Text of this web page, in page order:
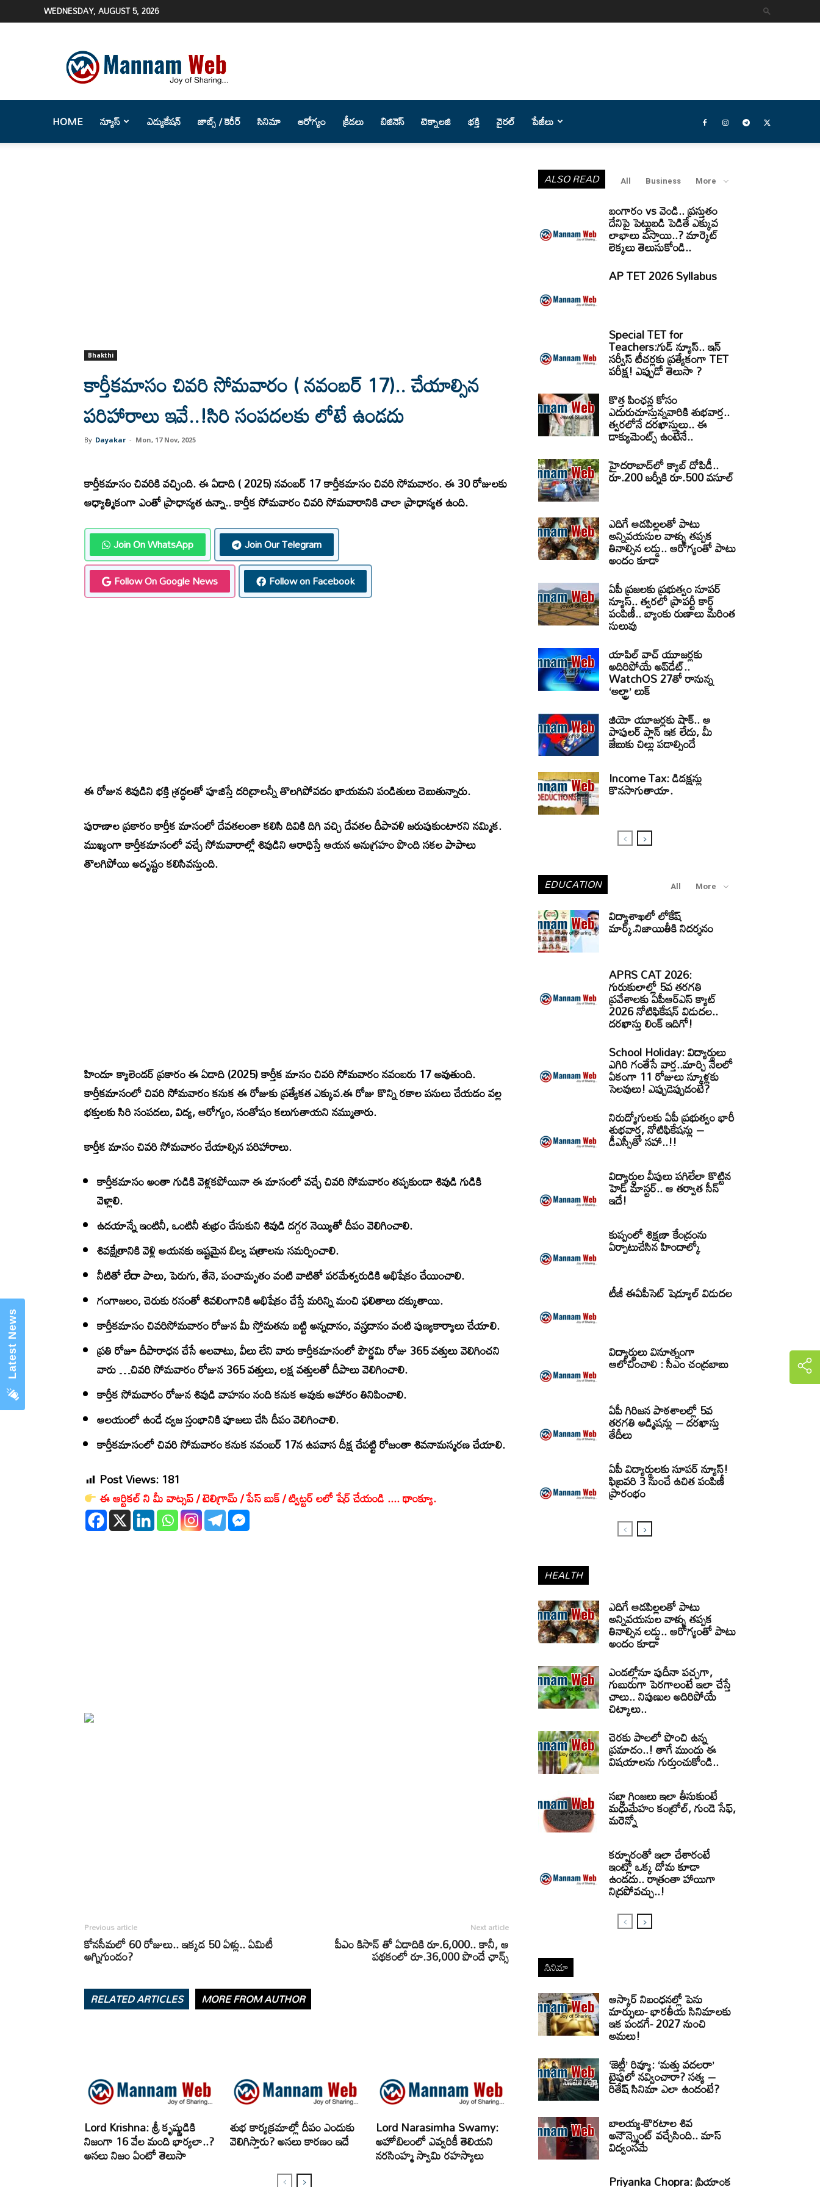
WEDNESDAY, AUGUST 5, 2026
Web
(మన్నం
News
HOME న్యూస్ ఎడ్యుకేషన్ జాబ్స్ / కెరీర్ సినిమా ఆరోగ్యం క్రీడలు బిజినెస్ టెక్నాలజి భక్తి వైరల్ పేజీలు
Bhakthi
కార్తీకమాసం చివరి సోమవారం ( నవంబర్ 17).. చేయాల్సిన
పరిహారాలు ఇవే..!సిరి సంపదలకు లోటే ఉండదు
By Dayakar - Mon, 17 Nov, 2025
కార్తీకమాసం చివరికి వచ్చింది. ఈ ఏడాది ( 2025) నవంబర్​ 17 కార్తీకమాసం చివరి సోమవారం. ఈ 30 రోజులకు
ఆధ్యాత్మికంగా ఎంతో ప్రాధాన్యత ఉన్నా.. కార్తీక సోమవారం చివరి సోమవారానికి చాలా ప్రాధాన్యత ఉంది.
Join On WhatsApp
Join Our Telegram
Follow On Google News
Follow on Facebook
ఈ రోజున శివుడిని భక్తి శ్రద్ధలతో పూజిస్తే దరిద్రాలన్నీ తొలగిపోవడం ఖాయమని పండితులు చెబుతున్నారు.
పురాణాల ప్రకారం కార్తీక మాసంలో దేవతలంతా కలిసి దివికి దిగి వచ్చి దేవతల దీపావళి జరుపుకుంటారని నమ్మిక.
ముఖ్యంగా కార్తీకమాసంలో వచ్చే సోమవారాల్లో శివుడిని ఆరాధిస్తే ఆయన అనుగ్రహం పొంది సకల పాపాలు
తొలగిపోయి అదృష్టం కలిసివస్తుంది.
హిందూ క్యాలెండర్ ప్రకారం ఈ ఏడాది (2025) కార్తీక మాసం చివరి సోమవారం నవంబరు 17 అవుతుంది.
కార్తీకమాసంలో చివరి సోమవారం కనుక ఈ రోజుకు ప్రత్యేకత ఎక్కువ.ఈ రోజు కొన్ని రకాల పనులు చేయడం వల్ల
భక్తులకు సిరి సంపదలు, విద్య, ఆరోగ్యం, సంతోషం కలుగుతాయని నమ్ముతారు.
కార్తీక మాసం చివరి సోమవారం చేయాల్సిన పరిహారాలు.
కార్తీకమాసం అంతా గుడికి వెళ్లకపోయినా ఈ మాసంలో వచ్చే చివరి సోమవారం తప్పకుండా శివుడి గుడికి
వెళ్లాలి.
ఉదయాన్నే ఇంటినీ, ఒంటినీ శుభ్రం చేసుకుని శివుడి దగ్గర నెయ్యితో దీపం వెలిగించాలి.
శివక్షేత్రానికి వెళ్లి ఆయనకు ఇష్టమైన బిల్వ పత్రాలను సమర్పించాలి.
నీటితో లేదా పాలు, పెరుగు, తేనె, పంచామృతం వంటి వాటితో పరమేశ్వరుడికి అభిషేకం చేయించాలి.
గంగాజలం, చెరుకు రసంతో శివలింగానికి అభిషేకం చేస్తే మరిన్ని మంచి ఫలితాలు దక్కుతాయి.
కార్తీకమాసం చివరిసోమవారం రోజున మీ స్తోమతను బట్టి అన్నదానం, వస్త్రదానం వంటి పుణ్యకార్యాలు చేయాలి.
ప్రతి రోజూ దీపారాధన చేసే అలవాటు, వీలు లేని వారు కార్తీకమాసంలో పౌర్ణమి రోజు 365 వత్తులు వెలిగించని
వారు …చివరి సోమవారం రోజున 365 వత్తులు, లక్ష వత్తులతో దీపాలు వెలిగించాలి.
కార్తీక సోమవారం రోజున శివుడి వాహనం నంది కనుక ఆవుకు ఆహారం తినిపించాలి.
ఆలయంలో ఉండే ద్వజ స్తంభానికి పూజలు చేసి దీపం వెలిగించాలి.
కార్తీకమాసంలో చివరి సోమవారం కనుక నవంబర్​ 17న ఉపవాస దీక్ష చేపట్టి రోజంతా శివనామస్మరణ చేయాలి.
Post Views:181
ఈ ఆర్టికల్ ని మీ వాట్సప్ / టెలిగ్రామ్ / పేస్ బుక్ / ట్విట్టర్ లలో షేర్ చేయండి .... థాంక్యూ.
Previous article
కోనసీమలో 60 రోజులు.. ఇక్కడ 50 ఏళ్లు.. ఏమిటీ
అగ్నిగుండం?
Next article
పీఎం కిసాన్ తో ఏడాదికి రూ.6,000.. కానీ, ఆ
పథకంలో రూ.36,000 పొందే ఛాన్స్
RELATED ARTICLES MORE FROM AUTHOR
Lord Krishna: శ్రీ కృష్ణుడికి
నిజంగా 16 వేల మంది భార్యలా..?
అసలు నిజం ఏంటో తెలుసా
శుభ కార్యక్రమాల్లో దీపం ఎందుకు
వెలిగిస్తారు? అసలు కారణం ఇదే
Lord Narasimha Swamy:
అహోబిలంలో ఎవ్వరికీ తెలియని
నరసింహ్మ స్వామి రహస్యాలు
ALSO READ All Business More
బంగారం vs వెండి.. ప్రస్తుతం
దేనిపై పెట్టుబడి పెడితే ఎక్కువ
లాభాలు వస్తాయి..? మార్కెట్
లెక్కలు తెలుసుకోండి..
AP TET 2026 Syllabus
Special TET for
Teachers:గుడ్ న్యూస్.. ఇన్
సర్వీస్ టీచర్లకు ప్రత్యేకంగా TET
పరీక్ష! ఎప్పుడో తెలుసా ?
కొత్త పింఛన్ల కోసం
ఎదురుచూస్తున్నవారికి శుభవార్త..
త్వరలోనే దరఖాస్తులు.. ఈ
డాక్యుమెంట్స్ ఉంటేనే..
హైదరాబాద్‌లో క్యాబ్‌ దోపిడీ..
రూ.200 జర్నీకి రూ.500 వసూల్
ఎదిగే ఆడపిల్లలతో పాటు
అన్నివయసుల వాళ్ళు తప్పక
తినాల్సిన లడ్డు.. ఆరోగ్యంతో పాటు
అందం కూడా
ఏపీ ప్రజలకు ప్రభుత్వం సూపర్
న్యూస్.. త్వరలో ప్రాపర్టీ కార్డ్
పంపిణీ.. బ్యాంకు రుణాలు మరింత
సులువు
యాపిల్ వాచ్ యూజర్లకు
అదిరిపోయే అప్‌డేట్..
WatchOS 27తో రానున్న
‘అల్ట్రా’ లుక్
జియో యూజర్లకు షాక్.. ఆ
పాపులర్ ప్లాన్ ఇక లేదు, మీ
జేబుకు చిల్లు పడాల్సిందే
Income Tax: డిడక్షన్లు
కొనసాగుతాయా.
EDUCATION All More
విద్యాశాఖలో లోకేష్
మార్క్.నిజాయితీకి నిదర్శనం
APRS CAT 2026:
గురుకులాల్లో 5వ తరగతి
ప్రవేశాలకు ఏపీఆర్‌ఎస్‌ క్యాట్‌
2026 నోటిఫికేషన్‌ విడుదల..
దరఖాస్తు లింక్‌ ఇదిగో!
School Holiday: విద్యార్థులు
ఎగిరి గంతేసే వార్త..మార్చి నెలలో
ఏకంగా 11 రోజులు స్కూళ్లకు
సెలవులు! ఎప్పుడెప్పుడంటే?
నిరుద్యోగులకు ఏపీ ప్రభుత్వం భారీ
శుభవార్త, నోటిఫికేషన్లు –
డీఎస్సీతో సహా..!!
విద్యార్ధుల వీపులు పగిలేలా కొట్టిన
హెడ్ మాస్టర్.. ఆ తర్వాత సీన్‌
ఇదే!
కుప్పంలో శిక్షణా కేంద్రంను
ఏర్పాటుచేసిన హిందాల్కో
టీజీ ఈఏపీసెట్‌ షెడ్యూల్‌ విడుదల
విద్యార్థులు వినూత్నంగా
ఆలోచించాలి : సీఎం చంద్రబాబు
ఏపీ గిరిజన పాఠశాలల్లో 5వ
తరగతి అడ్మిషన్లు – దరఖాస్తు
తేదీలు
ఏపీ విద్యార్థులకు సూపర్ న్యూస్!
ఫిబ్రవరి 3 నుంచే ఉచిత పంపిణీ
ప్రారంభం
HEALTH
ఎదిగే ఆడపిల్లలతో పాటు
అన్నివయసుల వాళ్ళు తప్పక
తినాల్సిన లడ్డు.. ఆరోగ్యంతో పాటు
అందం కూడా
ఎండల్లోనూ పుదీనా పచ్చగా,
గుబురుగా పెరగాలంటే ఇలా చేస్తే
చాలు.. నిపుణుల అదిరిపోయే
చిట్కాలు..
చెరకు పాలలో పొంచి ఉన్న
ప్రమాదం..! తాగే ముందు ఈ
విషయాలను గుర్తుంచుకోండి..
సబ్జా గింజలు ఇలా తీసుకుంటే
మధుమేహం కంట్రోల్, గుండె సేఫ్,
మరెన్నో
కర్పూరంతో ఇలా చేశారంటే
ఇంట్లో ఒక్క దోమ కూడా
ఉండదు.. రాత్రంతా హాయిగా
నిద్రపోవచ్చు..!
సినిమా
ఆస్కార్ నిబంధనల్లో పెను
మార్పులు- భారతీయ సినిమాలకు
ఇక పండగే- 2027 నుంచి
అమలు!
‘జెట్లీ’ రివ్యూ: ‘మత్తు వదలరా’
టైపులో నవ్వించారా? సత్య –
రితేష్ సినిమా ఎలా ఉందంటే?
బాలయ్య-కొరటాల శివ
అనౌన్స్మెంట్ వచ్చేసింది.. మాస్
విద్వంసమే
Priyanka Chopra: ప్రియాంక